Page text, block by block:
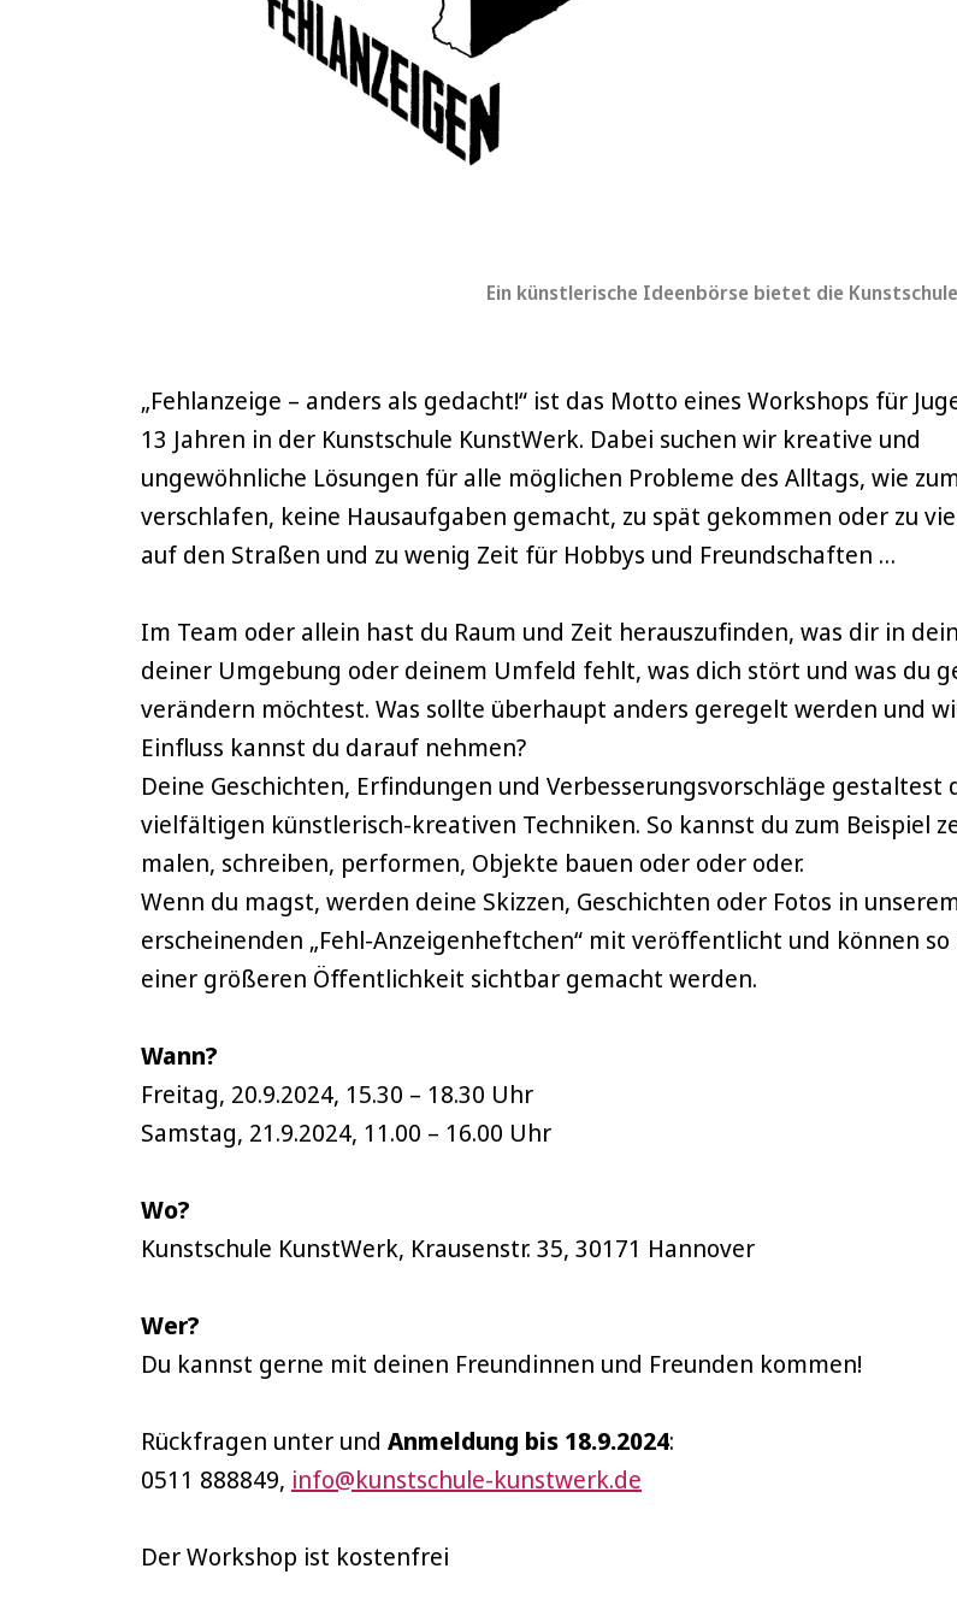
Ein künstlerische Ideenbörse bietet die
„Fehlanzeige – anders als gedacht!“ ist das Motto eines Workshops für
13 Jahren in der Kunstschule KunstWerk. Dabei suchen wir kreative und
ungewöhnliche Lösungen für alle möglichen Probleme des Alltags, wie
verschlafen, keine Hausaufgaben gemacht, zu spät gekommen oder zu
auf den Straßen und zu wenig Zeit für Hobbys und Freundschaften …
Im Team oder allein hast du Raum und Zeit herauszufinden, was dir in
deiner Umgebung oder deinem Umfeld fehlt, was dich stört und was du
verändern möchtest. Was sollte überhaupt anders geregelt werden und
Einfluss kannst du darauf nehmen?
Deine Geschichten, Erfindungen und Verbesserungsvorschläge gestaltest
vielfältigen künstlerisch-kreativen Techniken. So kannst du zum Beispiel
malen, schreiben, performen, Objekte bauen oder oder oder.
Wenn du magst, werden deine Skizzen, Geschichten oder Fotos in
erscheinenden „Fehl-Anzeigenheftchen“ mit veröffentlicht und können
einer größeren Öffentlichkeit sichtbar gemacht werden.
Wann?
Freitag, 20.9.2024, 15.30 – 18.30 Uhr
Samstag, 21.9.2024, 11.00 – 16.00 Uhr
Wo?
Kunstschule KunstWerk, Krausenstr. 35, 30171 Hannover
Wer?
Du kannst gerne mit deinen Freundinnen und Freunden kommen!
Rückfragen unter und Anmeldung bis 18.9.2024:
0511 888849, info@kunstschule-kunstwerk.de
Der Workshop ist kostenfrei